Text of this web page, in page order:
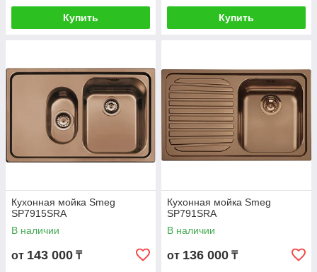
Купить Купить
Кухонная мойка Smeg
SP7915SRA
В наличии
от 143 000 ₸
Кухонная мойка Smeg
SP791SRA
В наличии
от 136 000 ₸